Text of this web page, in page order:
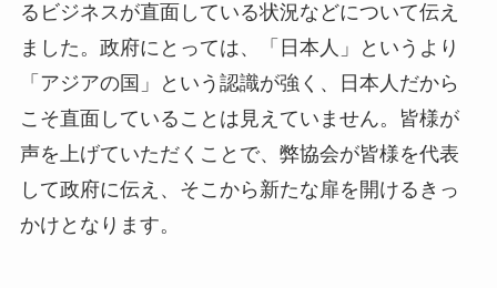
るビジネスが直面している状況などについて伝え
ました。政府にとっては、「日本人」というより
「アジアの国」という認識が強く、日本人だから
こそ直面していることは見えていません。皆様が
声を上げていただくことで、弊協会が皆様を代表
して政府に伝え、そこから新たな扉を開けるきっ
かけとなります。